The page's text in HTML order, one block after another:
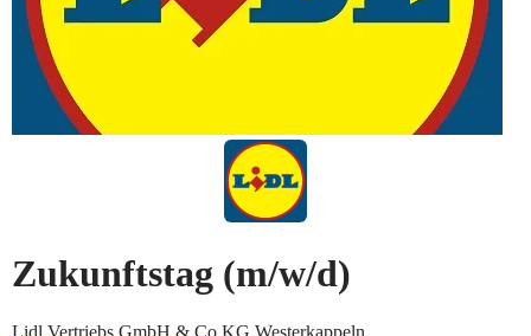
Zukunftstag (m/w/d)
Lidl Vertriebs GmbH & Co KG Westerkappeln